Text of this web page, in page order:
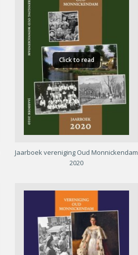
Click to read
Jaarboek vereniging Oud Monnickendam
2020